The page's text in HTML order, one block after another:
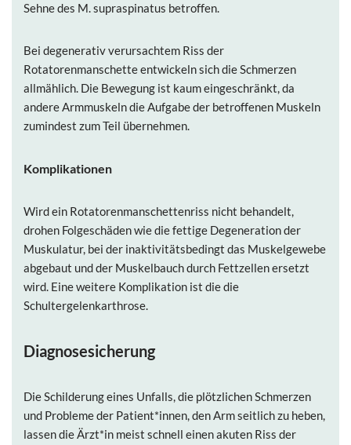
Sehne des M. supraspinatus betroffen.
Bei degenerativ verursachtem Riss der
Rotatorenmanschette entwickeln sich die Schmerzen
allmählich. Die Bewegung ist kaum eingeschränkt, da
andere Armmuskeln die Aufgabe der betroffenen Muskeln
zumindest zum Teil übernehmen.
Komplikationen
Wird ein Rotatorenmanschettenriss nicht behandelt,
drohen Folgeschäden wie die fettige Degeneration der
Muskulatur, bei der inaktivitätsbedingt das Muskelgewebe
abgebaut und der Muskelbauch durch Fettzellen ersetzt
wird. Eine weitere Komplikation ist die die
Schultergelenkarthrose.
Diagnosesicherung
Die Schilderung eines Unfalls, die plötzlichen Schmerzen
und Probleme der Patient*innen, den Arm seitlich zu heben,
lassen die Ärzt*in meist schnell einen akuten Riss der